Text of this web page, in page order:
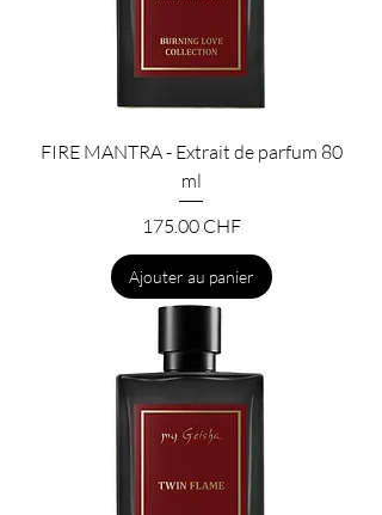
FIRE MANTRA - Extrait de parfum 80
ml
Prix
175.00 CHF
Ajouter au panier